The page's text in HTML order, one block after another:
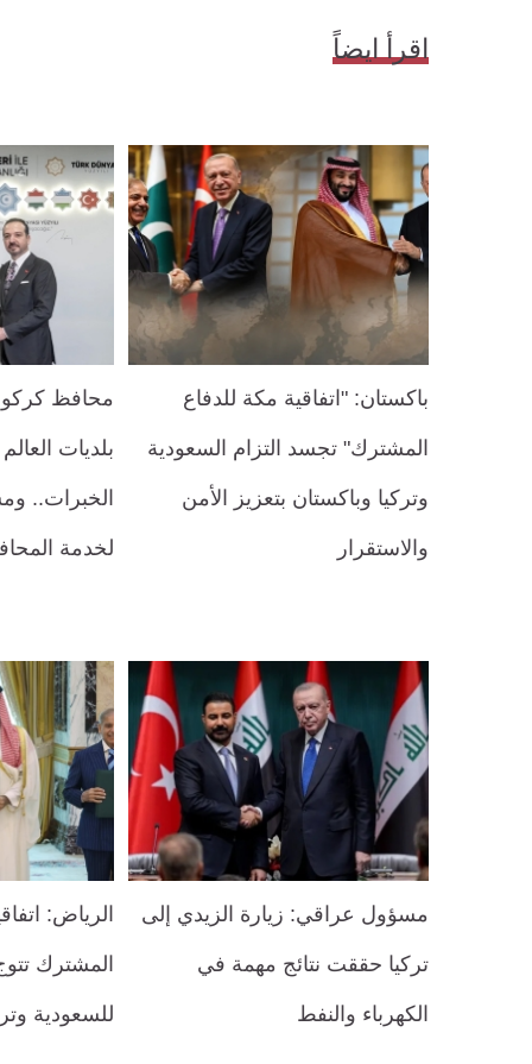
اقرأ ايضاً
باكستان: "اتفاقية مكة للدفاع
المشترك" تجسد التزام السعودية
وتركيا وباكستان بتعزيز الأمن
والاستقرار
محافظ
بلديات
الخبرات..
لخدمة
مسؤول عراقي: زيارة الزيدي إلى
تركيا حققت نتائج مهمة في
الكهرباء والنفط
الرياض:
المشترك
للسعودية